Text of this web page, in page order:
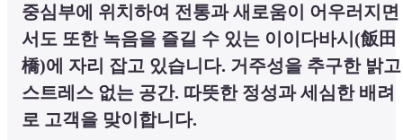
중심부에 위치하여 전통과 새로움이 어우러지면
서도 또한 녹음을 즐길 수 있는 이이다바시(飯田
橋)에 자리 잡고 있습니다. 거주성을 추구한 밝고
스트레스 없는 공간. 따뜻한 정성과 세심한 배려
로 고객을 맞이합니다.